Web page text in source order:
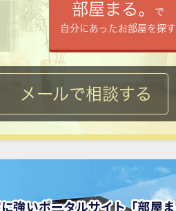
部屋まる。
で
自分にあったお部屋を探す
メールで相談する